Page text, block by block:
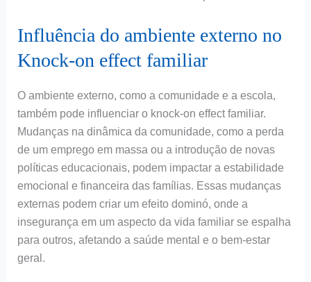
Influência do ambiente externo no
Knock-on effect familiar
O ambiente externo, como a comunidade e a escola,
também pode influenciar o knock-on effect familiar.
Mudanças na dinâmica da comunidade, como a perda
de um emprego em massa ou a introdução de novas
políticas educacionais, podem impactar a estabilidade
emocional e financeira das famílias. Essas mudanças
externas podem criar um efeito dominó, onde a
insegurança em um aspecto da vida familiar se espalha
para outros, afetando a saúde mental e o bem-estar
geral.